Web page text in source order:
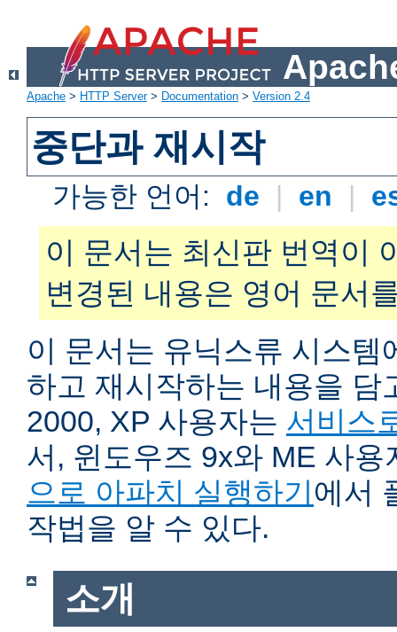
Apache > HTTP Server> Documentation > Version 2.4
중단과 재시작
가능한 언어: de | en |
이 문서는 최신판 번역이
변경된 내용은 영어 문서
이 문서는 유닉스류 시스템
하고 재시작하는 내용을 담
2000, XP 사용자는 서비스
서, 윈도우즈 9x와 ME 사
으로 아파치 실행하기에서
작법을 알 수 있다.
소개